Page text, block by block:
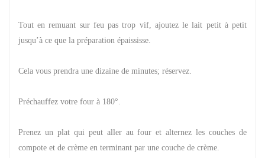
Tout en remuant sur feu pas trop vif, ajoutez le lait petit à petit
jusqu’à ce que la préparation épaississe.
Cela vous prendra une dizaine de minutes; réservez.
Préchauffez votre four à 180°.
Prenez un plat qui peut aller au four et alternez les couches de
compote et de crème en terminant par une couche de crème.